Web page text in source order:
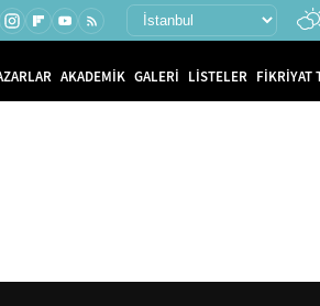
AKADEMİK GALERİ LİSTELER FİKRİYAT